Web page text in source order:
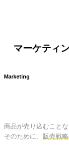
マーケティ
Marketing
商品が売り込むこと
そのために、 販売戦